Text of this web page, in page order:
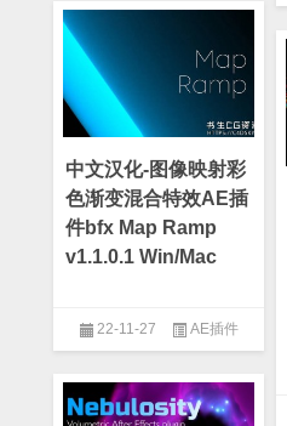
中文汉化-图像映射彩
色渐变混合特效AE插
件bfx Map Ramp
v1.1.0.1 Win/Mac
22-11-27 AE插件